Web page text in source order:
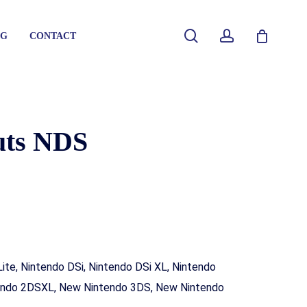
G CONTACT searchaccount
Close
Cart
NDS
Nintendo DSi, Nintendo DSi XL, Nintendo
2DSXL, New Nintendo 3DS, New Nintendo